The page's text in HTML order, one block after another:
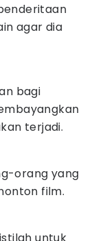
agar dia
bagi
terjadi.
orang yang
film.